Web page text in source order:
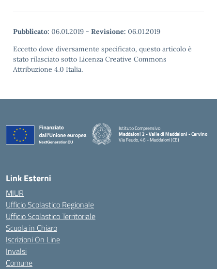
Pubblicato: 06.01.2019 - Revisione: 06.01.2019
Eccetto dove diversamente specificato, questo articolo è
stato rilasciato sotto Licenza Creative Commons
Attribuzione 4.0 Italia.
Istituto Comprensivo
Maddaloni 2 - Valle di Maddaloni - Cervino
Via Feudo, 46 - Maddaloni (CE)
Link Esterni
MIUR
Ufficio Scolastico Regionale
Ufficio Scolastico Territoriale
Scuola in Chiaro
Iscrizioni On Line
Invalsi
Comune